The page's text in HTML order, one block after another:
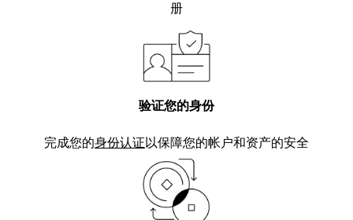
册
验证您的身份
完成您的身份认证以保障您的帐户和资产的安全